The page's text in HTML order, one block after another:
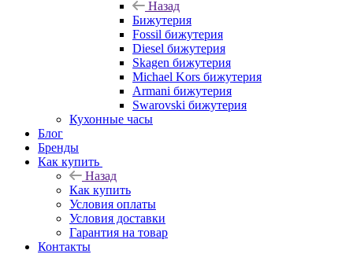
Назад
Бижутерия
Fossil бижутерия
Diesel бижутерия
Skagen бижутерия
Michael Kors бижутерия
Armani бижутерия
Swarovski бижутерия
Кухонные часы
Блог
Бренды
Как купить
Назад
Как купить
Условия оплаты
Условия доставки
Гарантия на товар
Контакты